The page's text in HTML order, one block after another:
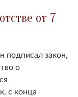
от 7
подписал закон,
о
с конца